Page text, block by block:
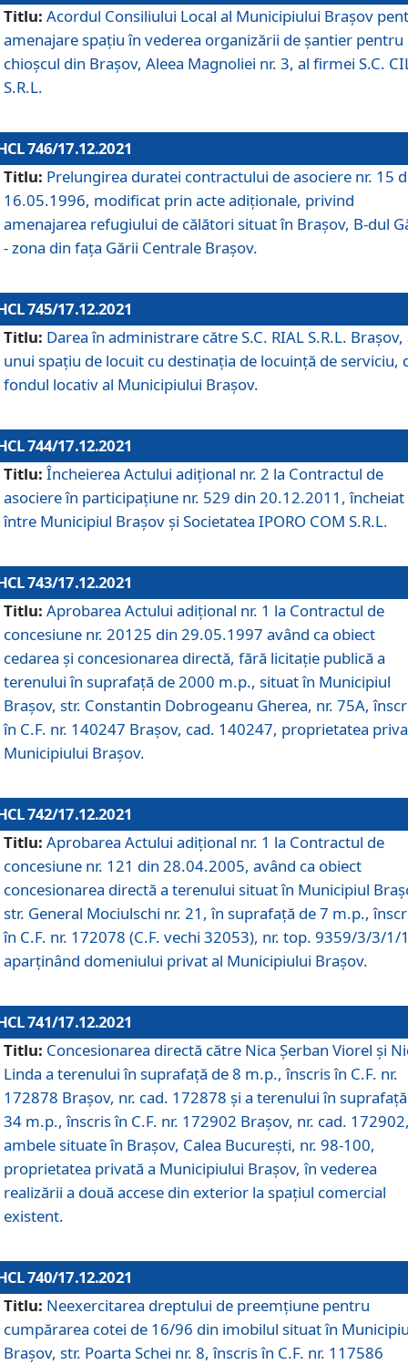
Titlu: Acordul Consiliului Local al Municipiului Braşov
amenajare spațiu în vederea organizării de șantier pentru
chioșcul din Brașov, Aleea Magnoliei nr. 3, al firmei S.C.
S.R.L.
746/17.12.2021
Titlu: Prelungirea duratei contractului de asociere nr. 15
16.05.1996, modificat prin acte adiționale, privind
amenajarea refugiului de călători situat în Brașov, B-dul
- zona din faţa Gării Centrale Brașov.
745/17.12.2021
Titlu: Darea în administrare către S.C. RIAL S.R.L. Brașov,
unui spațiu de locuit cu destinația de locuință de serviciu,
fondul locativ al Municipiului Brașov.
744/17.12.2021
Titlu: Încheierea Actului adițional nr. 2 la Contractul de
asociere în participațiune nr. 529 din 20.12.2011, încheiat
între Municipiul Brașov și Societatea IPORO COM S.R.L.
743/17.12.2021
Titlu: Aprobarea Actului adiţional nr. 1 la Contractul de
concesiune nr. 20125 din 29.05.1997 având ca obiect
cedarea și concesionarea directă, fără licitație publică a
terenului în suprafață de 2000 m.p., situat în Municipiul
Brașov, str. Constantin Dobrogeanu Gherea, nr. 75A,
în C.F. nr. 140247 Brașov, cad. 140247, proprietatea
Municipiului Brașov.
742/17.12.2021
Titlu: Aprobarea Actului adiţional nr. 1 la Contractul de
concesiune nr. 121 din 28.04.2005, având ca obiect
concesionarea directă a terenului situat în Municipiul
str. General Mociulschi nr. 21, în suprafață de 7 m.p.,
în C.F. nr. 172078 (C.F. vechi 32053), nr. top. 9359/3/3/1/
aparținând domeniului privat al Municipiului Brașov.
741/17.12.2021
Titlu: Concesionarea directă către Nica Șerban Viorel și
Linda a terenului în suprafață de 8 m.p., înscris în C.F. nr.
172878 Brașov, nr. cad. 172878 și a terenului în
34 m.p., înscris în C.F. nr. 172902 Brașov, nr. cad.
ambele situate în Brașov, Calea București, nr. 98-100,
proprietatea privată a Municipiului Brașov, în vederea
realizării a două accese din exterior la spațiul comercial
existent.
740/17.12.2021
Titlu: Neexercitarea dreptului de preemţiune pentru
cumpărarea cotei de 16/96 din imobilul situat în
Braşov, str. Poarta Schei nr. 8, înscris în C.F. nr. 117586